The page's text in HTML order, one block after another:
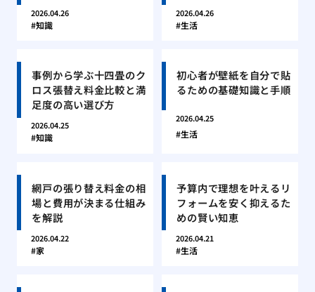
2026.04.26
知識
2026.04.26
生活
事例から学ぶ十四畳のク
ロス張替え料金比較と満
足度の高い選び方
2026.04.25
知識
初心者が壁紙を自分で貼
るための基礎知識と手順
2026.04.25
生活
網戸の張り替え料金の相
場と費用が決まる仕組み
を解説
2026.04.22
家
予算内で理想を叶えるリ
フォームを安く抑えるた
めの賢い知恵
2026.04.21
生活